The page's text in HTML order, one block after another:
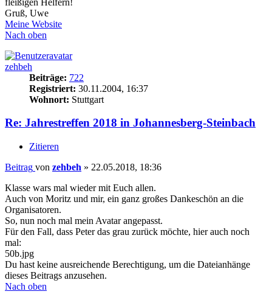
Gruß, Uwe
Meine Website
Nach oben
zehbeh
Beiträge: 722
Registriert: 30.11.2004, 16:37
Wohnort: Stuttgart
Re: Jahrestreffen 2018 in Johannesberg-Steinbach
Zitieren
Beitrag von zehbeh » 22.05.2018, 18:36
Klasse wars mal wieder mit Euch allen.
Auch von Moritz und mir, ein ganz großes Dankeschön an die
Organisatoren.
So, nun noch mal mein Avatar angepasst.
Für den Fall, dass Peter das grau zurück möchte, hier auch noch
mal:
50b.jpg
Du hast keine ausreichende Berechtigung, um die Dateianhänge
dieses Beitrags anzusehen.
Nach oben